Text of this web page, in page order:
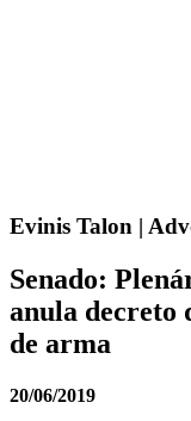
Evinis Talon |
Senado:
anula decreto
de arma
20/06/2019